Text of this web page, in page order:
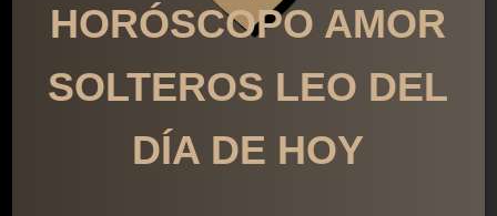
HORÓSCOPO AMOR
SOLTEROS LEO DEL
DÍA DE HOY